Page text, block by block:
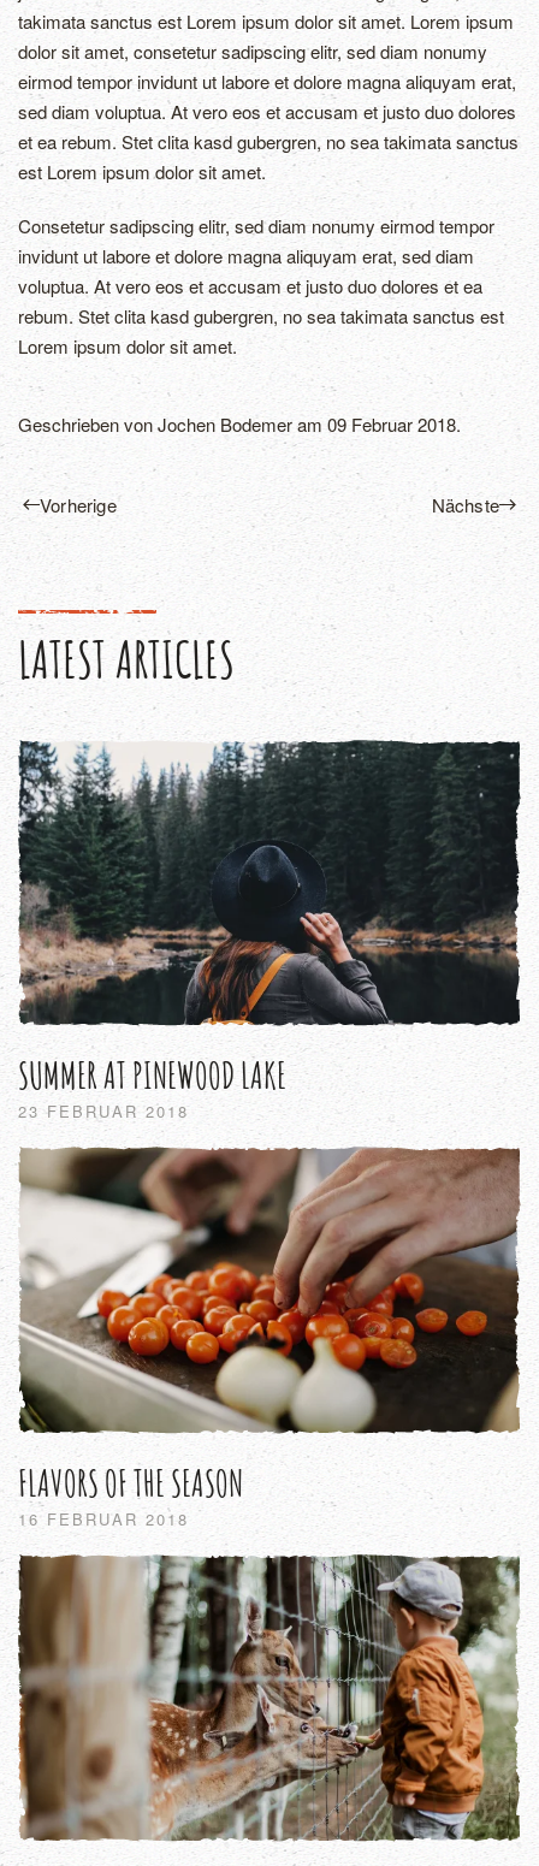
takimata sanctus est Lorem ipsum dolor sit amet. Lorem ipsum
dolor sit amet, consetetur sadipscing elitr, sed diam nonumy
eirmod tempor invidunt ut labore et dolore magna aliquyam erat,
sed diam voluptua. At vero eos et accusam et justo duo dolores
et ea rebum. Stet clita kasd gubergren, no sea takimata sanctus
est Lorem ipsum dolor sit amet.
Consetetur sadipscing elitr, sed diam nonumy eirmod tempor
invidunt ut labore et dolore magna aliquyam erat, sed diam
voluptua. At vero eos et accusam et justo duo dolores et ea
rebum. Stet clita kasd gubergren, no sea takimata sanctus est
Lorem ipsum dolor sit amet.
Geschrieben vonJochen Bodemeram 09 Februar 2018.
Vorherige Nächste
LATEST ARTICLES
SUMMER AT PINEWOOD LAKE
23 FEBRUAR 2018
FLAVORS OF THE SEASON
16 FEBRUAR 2018